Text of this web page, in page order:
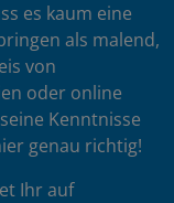
es kaum eine
als malend,
von
oder online
Kenntnisse
genau richtig!
Ihr auf